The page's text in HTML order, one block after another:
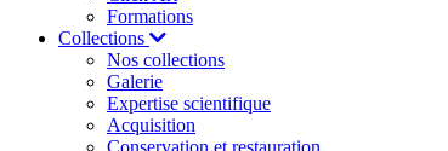
Formations
Collections
Nos collections
Galerie
Expertise scientifique
Acquisition
Conservation et restauration